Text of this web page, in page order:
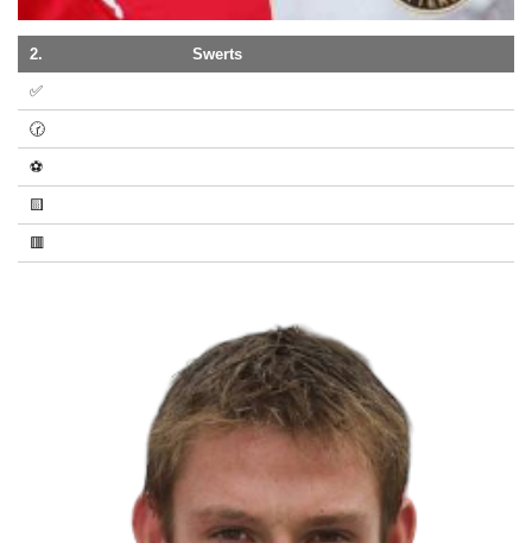
2. Swerts
✅
🕝
⚽
🟨
🟥